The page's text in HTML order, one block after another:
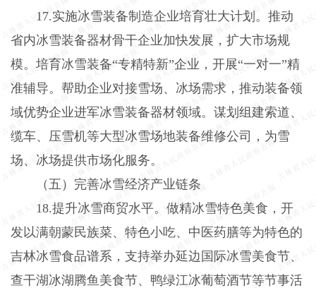
17.实施冰雪装备制造企业培育壮大计划。推动
省内冰雪装备器材骨干企业加快发展，扩大市场规
模。培育冰雪装备“专精特新”企业，开展“一对一”精
准辅导。帮助企业对接雪场、冰场需求，推动装备领
域优势企业进军冰雪装备器材领域。谋划组建索道、
缆车、压雪机等大型冰雪场地装备维修公司，为雪
场、冰场提供市场化服务。
（五）完善冰雪经济产业链条
18.提升冰雪商贸水平。做精冰雪特色美食，开
发以满朝蒙民族菜、特色小吃、中医药膳等为特色的
吉林冰雪食品谱系，支持举办延边国际冰雪美食节、
查干湖冰湖腾鱼美食节、鸭绿江冰葡萄酒节等节事活